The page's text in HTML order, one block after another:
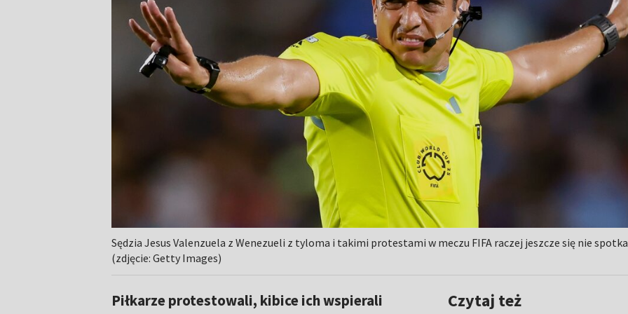
Sędzia Jesus Valenzuela z Wenezueli z tyloma i takimi protestami w meczu FIFA raczej jeszcze się nie
(zdjęcie: Getty Images)
Czytaj też
Piłkarze protestowali, kibice ich wspierali